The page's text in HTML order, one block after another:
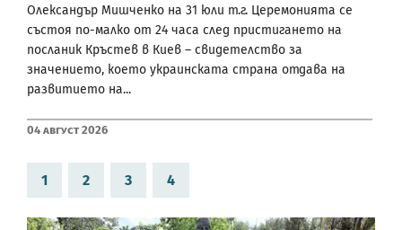
Олександър Мишченко на 31 юли т.г. Церемонията се
състоя по-малко от 24 часа след пристигането на
посланик Кръстев в Киев – свидетелство за
значението, което украинската страна отдава на
развитието на...
04 Август 2026
1 2 3 4